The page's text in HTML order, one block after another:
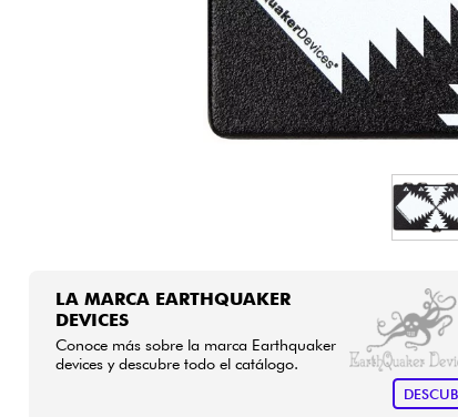
LA MARCA EARTHQUAKER
DEVICES
Conoce más sobre la marca Earthquaker
devices y descubre todo el catálogo.